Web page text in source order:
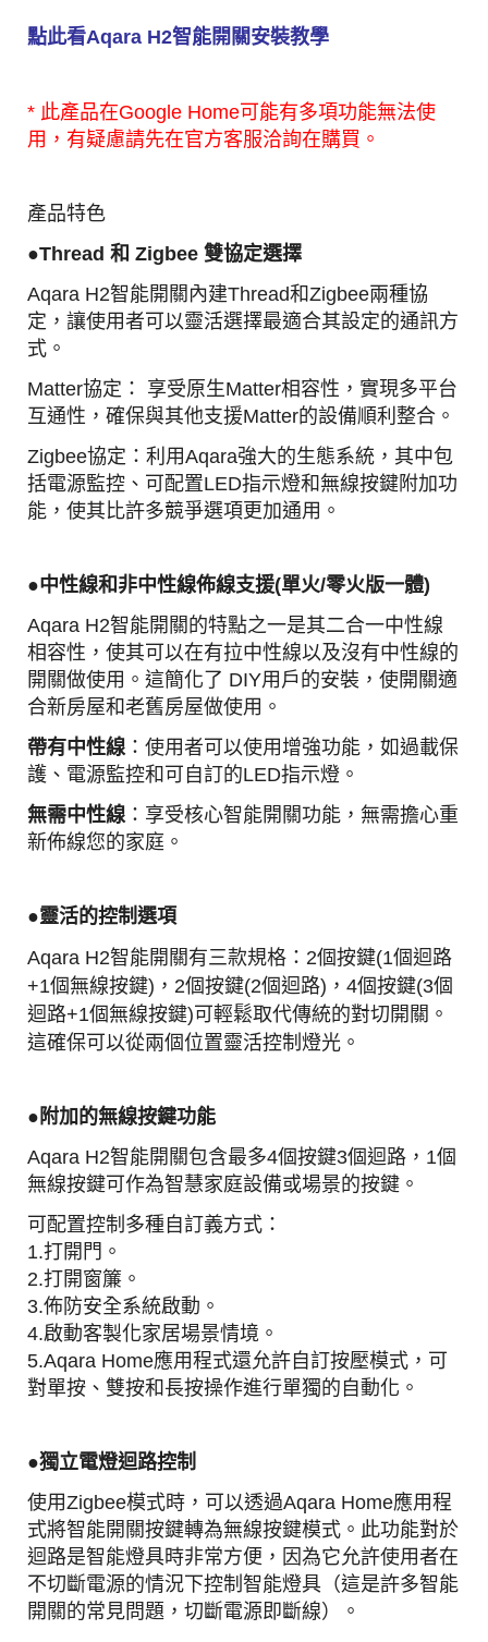
點此看Aqara H2智能開關安裝教學
* 此產品在Google Home可能有多項功能無法使
用，有疑慮請先在官方客服洽詢在購買。
產品特色
●Thread 和 Zigbee 雙協定選擇
Aqara H2智能開關內建Thread和Zigbee兩種協
定，讓使用者可以靈活選擇最適合其設定的通訊方
式。
Matter協定： 享受原生Matter相容性，實現多平台
互通性，確保與其他支援Matter的設備順利整合。
Zigbee協定：利用Aqara強大的生態系統，其中包
括電源監控、可配置LED指示燈和無線按鍵附加功
能，使其比許多競爭選項更加通用。
●中性線和非中性線佈線支援(單火/零火版一體)
Aqara H2智能開關的特點之一是其二合一中性線
相容性，使其可以在有拉中性線以及沒有中性線的
開關做使用。 這簡化了 DIY用戶的安裝，使開關適
合新房屋和老舊房屋做使用。
帶有中性線：使用者可以使用增強功能，如過載保
護、電源監控和可自訂的LED指示燈。
無需中性線：享受核心智能開關功能，無需擔心重
新佈線您的家庭。
●靈活的控制選項
Aqara H2智能開關有三款規格： 2個按鍵(1個迴路
+1個無線按鍵)，2個按鍵(2個迴路)，4個按鍵(3個
迴路+1個無線按鍵)可輕鬆取代傳統的對切開關。
這確保可以從兩個位置靈活控制燈光。
●附加的無線按鍵功能
Aqara H2智能開關包含最多4個按鍵3個迴路，1個
無線按鍵可作為智慧家庭設備或場景的按鍵。
可配置控制多種自訂義方式：
1.打開門。
2.打開窗簾。
3.佈防安全系統啟動。
4.啟動客製化家居場景情境。
5.Aqara Home應用程式還允許自訂按壓模式，可
對單按、雙按和長按操作進行單獨的自動化。
●獨立電燈迴路控制
使用Zigbee模式時，可以透過Aqara Home應用程
式將智能開關按鍵轉為無線按鍵模式。此功能對於
迴路是智能燈具時非常方便，因為它允許使用者在
不切斷電源的情況下控制智能燈具（這是許多智能
開關的常見問題，切斷電源即斷線）。